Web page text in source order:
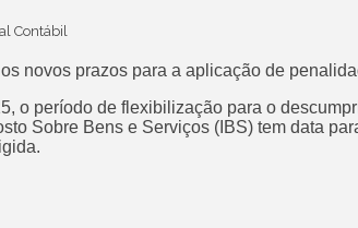
Contábil
novos prazos para a aplicação de
o período de flexibilização para o
Sobre Bens e Serviços (IBS) tem data